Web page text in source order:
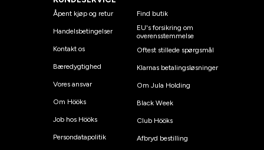
Åpent kjøp og retur
Handelsbetingelser
Kontakt os
Bæredygtighed
Vores ansvar
Om Hööks
Job hos Hööks
Persondatapolitik
Find butik
EU's forsikring om
overensstemmelse
Oftest stillede spørgsmål
Klarnas betalingsløsninger
Om Jula Holding
Black Week
Club Hööks
Afbryd bestilling